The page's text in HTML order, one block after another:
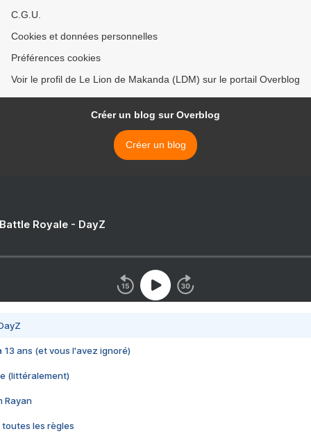
C.G.U.
Cookies et données personnelles
Préférences cookies
Voir le profil de Le Lion de Makanda (LDM) sur le portail Overblog
Créer un blog sur Overblog
Créer un blog
Royale - DayZ
13 ans (et vous l'avez ignoré)
(littéralement)
Rayan
toutes les règles